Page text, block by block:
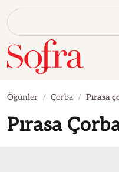
Öğünler Çorba Pırasa
Pırasa